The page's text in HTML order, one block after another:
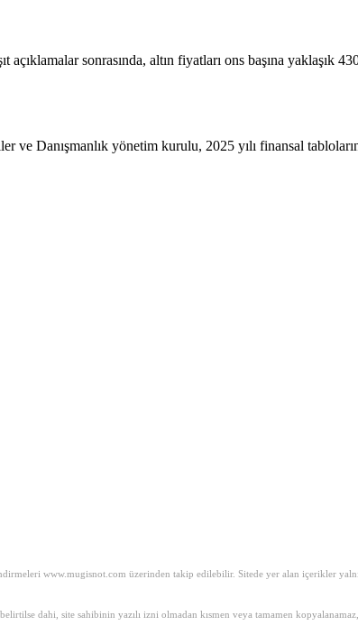
sonrasında, altın fiyatları ons başına yaklaşık
ve Danışmanlık yönetim kurulu, 2025 yılı finansal
www.mugisnot.com üzerinden takip edilebilir. Sitede yer alan içerikler
dahi, site sahibinin yazılı izni olmadan kısmen veya tamamen